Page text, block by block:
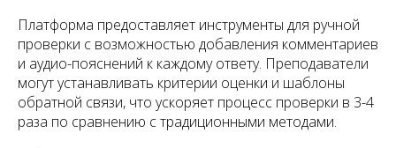
Платформа предоставляет инструменты для ручной
проверки с возможностью добавления комментариев
и аудио-пояснений к каждому ответу. Преподаватели
могут устанавливать критерии оценки и шаблоны
обратной связи, что ускоряет процесс проверки в 3-4
раза по сравнению с традиционными методами.